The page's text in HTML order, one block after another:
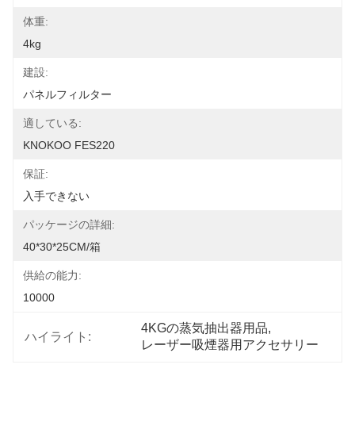
体重:
4kg
建設:
パネルフィルター
適している:
KNOKOO FES220
保証:
入手できない
パッケージの詳細:
40*30*25CM/箱
供給の能力:
10000
ハイライト:
4KGの蒸気抽出器用品,
レーザー吸煙器用アクセサリー